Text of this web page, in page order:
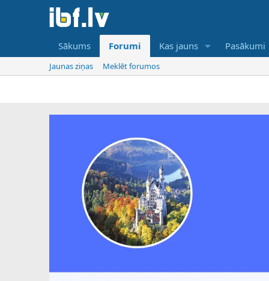
Sākums Forumi Kas jauns Pasākumi
Jaunas ziņas Meklēt forumos